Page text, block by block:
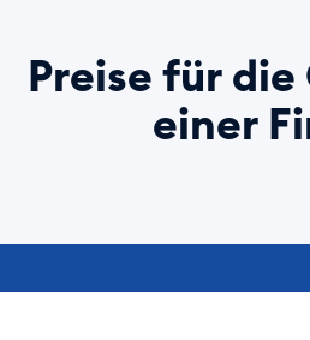
Preise für
einer